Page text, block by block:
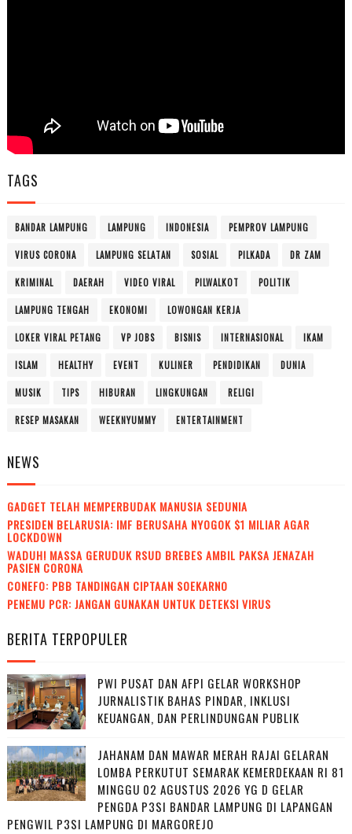
TAGS
BANDAR LAMPUNG LAMPUNG INDONESIA PEMPROV LAMPUNG
VIRUS CORONA LAMPUNG SELATAN SOSIAL PILKADA DR ZAM
KRIMINAL DAERAH VIDEO VIRAL PILWALKOT POLITIK
LAMPUNG TENGAH EKONOMI LOWONGAN KERJA
LOKER VIRAL PETANG VP JOBS BISNIS INTERNASIONAL IKAM
ISLAM HEALTHY EVENT KULINER PENDIDIKAN DUNIA
MUSIK TIPS HIBURAN LINGKUNGAN RELIGI
RESEP MASAKAN WEEKNYUMMY ENTERTAINMENT
NEWS
GADGET TELAH MEMPERBUDAK MANUSIA SEDUNIA
PRESIDEN BELARUSIA: IMF BERUSAHA NYOGOK $1 MILIAR AGAR
LOCKDOWN
WADUH! MASSA GERUDUK RSUD BREBES AMBIL PAKSA JENAZAH
PASIEN CORONA
CONEFO: PBB TANDINGAN CIPTAAN SOEKARNO
PENEMU PCR: JANGAN GUNAKAN UNTUK DETEKSI VIRUS
BERITA TERPOPULER
PWI PUSAT DAN AFPI GELAR WORKSHOP
JURNALISTIK BAHAS PINDAR, INKLUSI
KEUANGAN, DAN PERLINDUNGAN PUBLIK
JAHANAM DAN MAWAR MERAH RAJAI GELARAN
LOMBA PERKUTUT SEMARAK KEMERDEKAAN RI 81
MINGGU 02 AGUSTUS 2026 YG D GELAR
PENGDA P3SI BANDAR LAMPUNG DI LAPANGAN
PENGWIL P3SI LAMPUNG DI MARGOREJO